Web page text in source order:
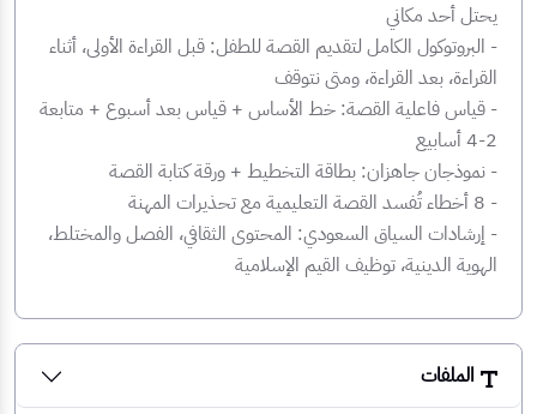
يحتل أحد مكاني
‏- البروتوكول الكامل لتقديم القصة للطفل: قبل القراءة الأولى، أثناء
القراءة، بعد القراءة، ومتى نتوقف
‏- قياس فاعلية القصة: خط الأساس + قياس بعد أسبوع + متابعة
2-4 أسابيع
‏- نموذجان جاهزان: بطاقة التخطيط + ورقة كتابة القصة
‏- 8 أخطاء تُفسد القصة التعليمية مع تحذيرات المهنة
‏- إرشادات السياق السعودي: المحتوى الثقافي، الفصل والمختلط،
الهوية الدينية، توظيف القيم الإسلامية
الملفات